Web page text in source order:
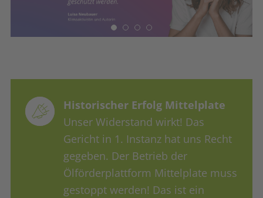
Historischer Erfolg Mittelplate
Unser Widerstand wirkt! Das
Gericht in 1. Instanz hat uns Recht
gegeben. Der Betrieb der
Ölförderplattform Mittelplate muss
gestoppt werden! Das ist ein